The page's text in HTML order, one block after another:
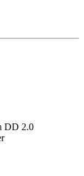
DD 2.0